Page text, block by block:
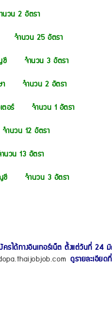
วน 2 อัตรา
จำนวน 25 อัตรา
บัญชี จำนวน 3 อัตรา
ษา จำนวน 2 อัตรา
วเตอร์ จำนวน 1 อัตรา
นวน 12 อัตรา
วน 13 อัตรา
บัญชี จำนวน 3 อัตรา
ครได้ทางอินเทอร์เน็ต ตั้งแต่วันที่
ดูรายละเอีย